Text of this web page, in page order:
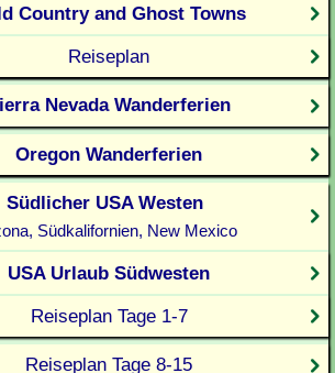
Country and Ghost Towns
Reiseplan
Nevada Wanderferien
Oregon Wanderferien
Südlicher USA Westen
Südkalifornien, New Mexico
USA Urlaub Südwesten
Reiseplan Tage 1-7
Reiseplan Tage 8-15